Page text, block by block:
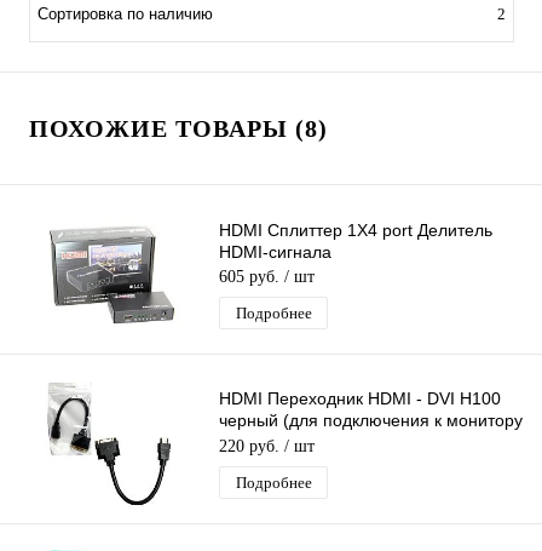
Сортировка по наличию 2
ПОХОЖИЕ ТОВАРЫ (8)
HDMI Сплиттер 1Х4 port Делитель
HDMI-сигнала
605 руб. / шт
Подробнее
HDMI Переходник HDMI - DVI H100
черный (для подключения к монитору
или проектору)
220 руб. / шт
Подробнее